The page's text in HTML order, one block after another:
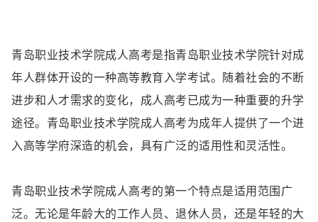
青岛职业技术学院成人高考是指青岛职业技术学院针对成
年人群体开设的一种高等教育入学考试。随着社会的不断
进步和人才需求的变化，成人高考已成为一种重要的升学
途径。青岛职业技术学院成人高考为成年人提供了一个进
入高等学府深造的机会，具有广泛的适用性和灵活性。
青岛职业技术学院成人高考的第一个特点是适用范围广
泛。无论是年龄大的工作人员、退休人员，还是年轻的大